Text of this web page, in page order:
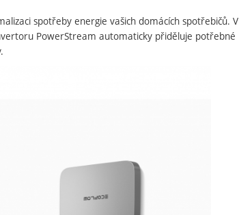
spotřeby energie vašich domácích spotřebičů. V
PowerStream automaticky přiděluje potřebné